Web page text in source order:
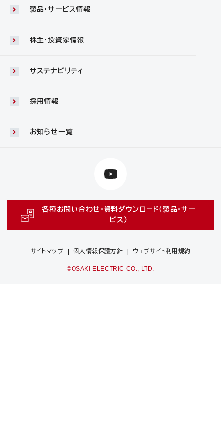
製品・サービス情報
株主・投資家情報
サステナビリティ
採用情報
お知らせ一覧
各種お問い合わせ・資料ダウンロード（製品・サー
ビス）
サイトマップ 個人情報保護方針 ウェブサイト利用規約
©OSAKI ELECTRIC CO., LTD.